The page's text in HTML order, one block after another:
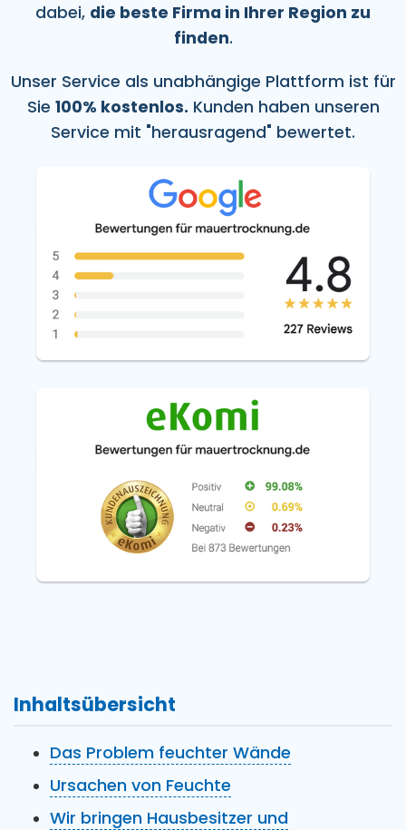
dabei, die beste Firma in Ihrer Region zu
finden.
Unser Service als unabhängige Plattform ist für
Sie 100% kostenlos. Kunden haben unseren
Service mit "herausragend" bewertet.
Inhaltsübersicht
Das Problem feuchter Wände
Ursachen von Feuchte
Wir bringen Hausbesitzer und